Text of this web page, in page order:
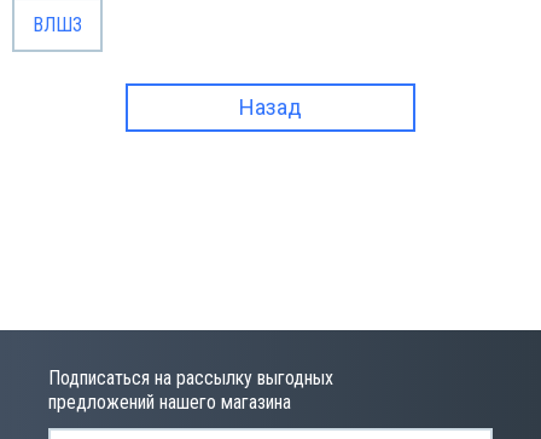
ВЛШЗ
Назад
Подписаться на рассылку выгодных
предложений нашего магазина